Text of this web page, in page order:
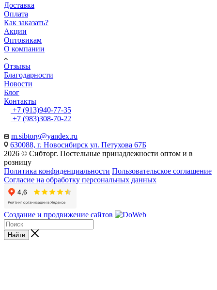
Доставка
Оплата
Как заказать?
Акции
Оптовикам
О компании
Отзывы
Благодарности
Новости
Блог
Контакты
+7 (913)940-77-35
+7 (983)308-70-22
m.sibtorg@yandex.ru
630088, г. Новосибирск ул. Петухова 67Б
2026 © Сибторг. Постельные принадлежности оптом и в
розницу
Политика конфиденциальности Пользовательское соглашение
Согласие на обработку персональных данных
Создание и продвижение сайтов
Найти